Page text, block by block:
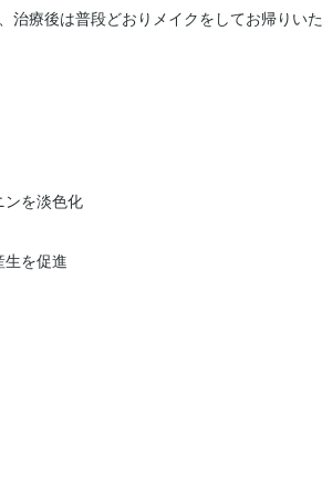
治療後は普段どおりメイクをしてお帰りいた
ンを淡色化
生を促進